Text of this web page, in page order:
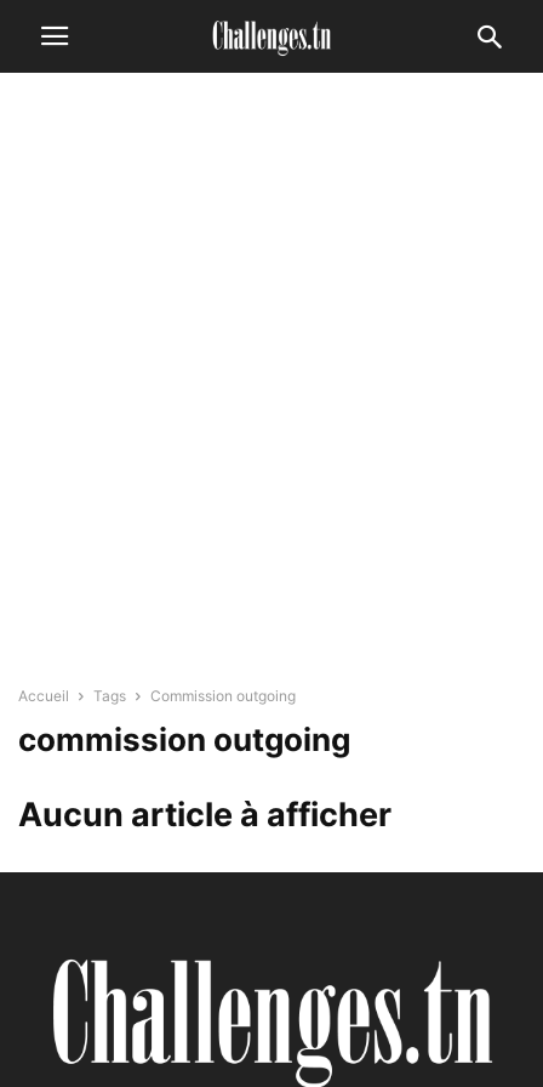
Accueil Tags Commission outgoing
commission outgoing
Aucun article à afficher